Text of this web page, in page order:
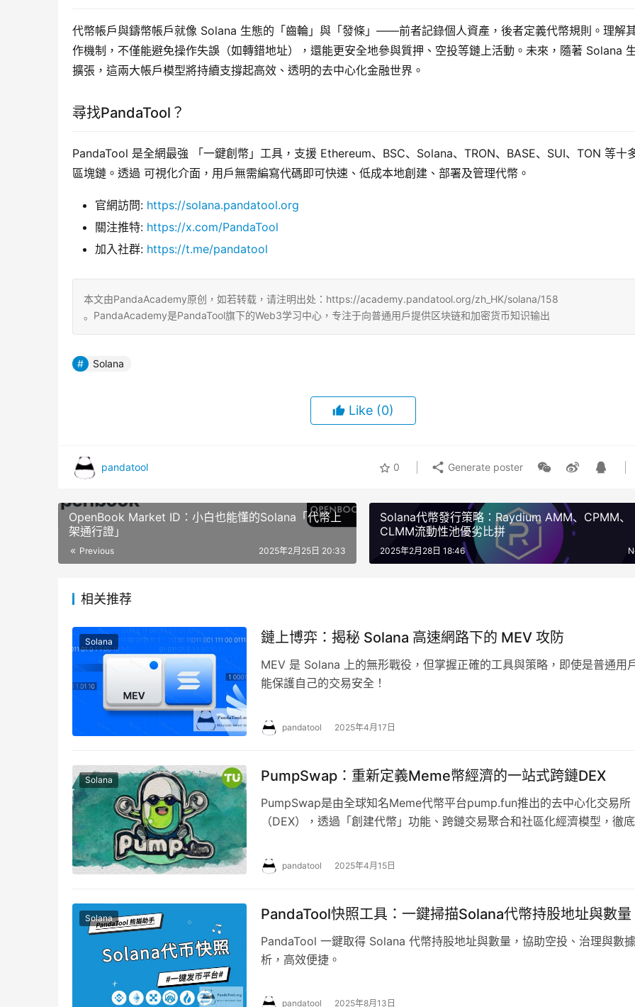
代幣帳戶與鑄幣帳戶就像 Solana 生態的「齒輪」與「發條」——前者記錄個人資產，後者定義代幣規則。理解
作機制，不僅能避免操作失誤（如轉錯地址），還能更安全地參與質押、空投等鏈上活動。未來，隨著 Solana
擴張，這兩大帳戶模型將持續支撐起高效、透明的去中心化金融世界。
尋找PandaTool？
PandaTool 是全網最強 ​「一鍵創幣」工具，支援 Ethereum、BSC、Solana、TRON、BASE、SUI、TON 等十
區塊鏈。透過 ​可視化介面，用戶無需編寫代碼即可快速、低成本地創建、部署及管理代幣。
​官網訪問: https://solana.pandatool.org
關注推特: https://x.com/PandaTool
加入社群: https://t.me/pandatool
本文由PandaAcademy原创，如若转载，请注明出处：https://academy.pandatool.org/zh_HK/solana/158
。PandaAcademy是PandaTool旗下的Web3学习中心，专注于向普通用户提供区块链和加密货币知识输出
Solana
Like (0)
pandatool 0 Generate poster
OpenBook Market ID：小白也能懂的Solana「代幣上
架通行證」
Previous 2025年2月25日 20:33
Solana代幣發行策略：Raydium AMM、CPMM、
CLMM流動性池優劣比拼
2025年2月28日 18:46
相关推荐
Solana 鏈上博弈：揭秘 Solana 高速網路下的 MEV 攻防
MEV 是 Solana 上的無形戰役，但掌握正確的工具與策略，即使是普通用
能保護自己的交易安全！
pandatool 2025年4月17日
Solana PumpSwap：重新定義Meme幣經濟的一站式跨鏈DEX
PumpSwap是由全球知名Meme代幣平台pump.fun推出的去中心化交易所
（DEX），透過「創建代幣」功能、跨鏈交易聚合和社區化經濟模型，徹
pandatool 2025年4月15日
Solana PandaTool快照工具：一鍵掃描Solana代幣持股地址與數量
PandaTool 一鍵取得 Solana 代幣持股地址與數量，協助空投、治理與數
析，高效便捷。
pandatool 2025年8月13日